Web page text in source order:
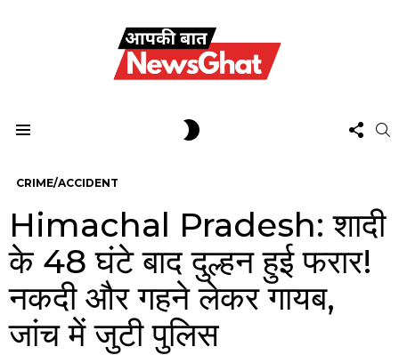
US
CRIME/ACCIDENT
Himachal Pradesh: शादी
के 48 घंटे बाद दुल्हन हुई फरार!
नकदी और गहने लेकर गायब,
जांच में जुटी पुलिस